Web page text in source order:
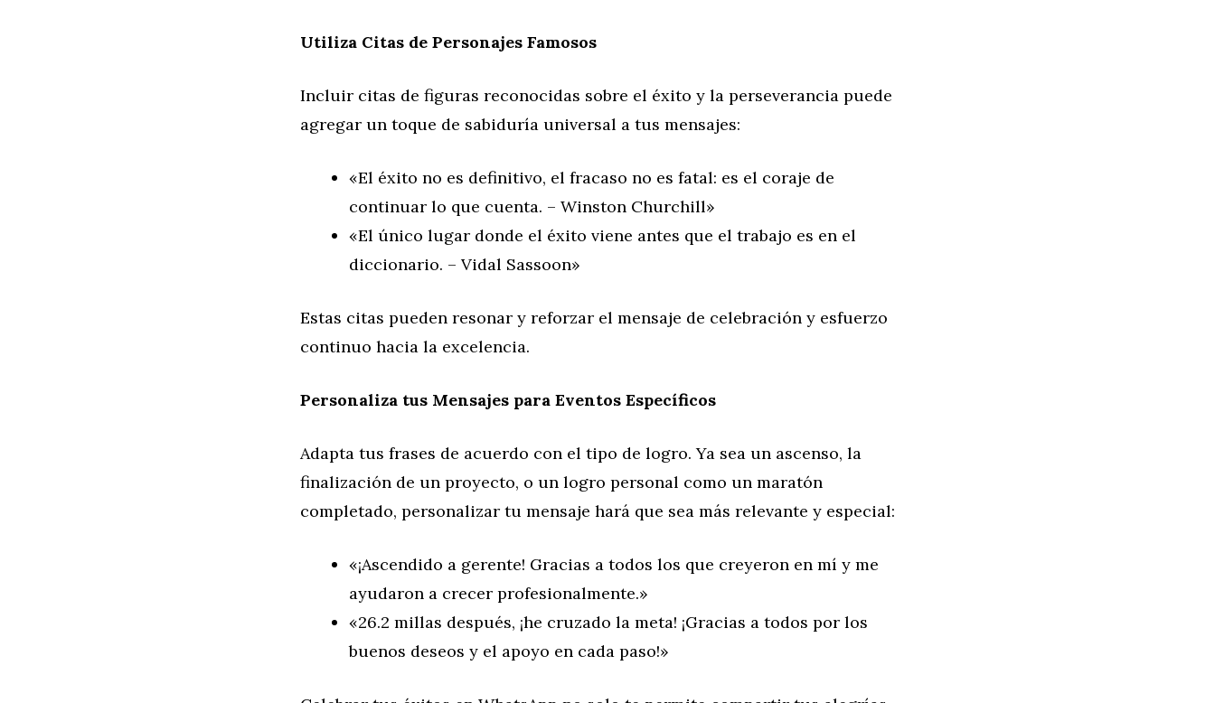
Utiliza Citas de Personajes Famosos
Incluir citas de figuras reconocidas sobre el éxito y la perseverancia puede
agregar un toque de sabiduría universal a tus mensajes:
«El éxito no es definitivo, el fracaso no es fatal: es el coraje de
continuar lo que cuenta. – Winston Churchill»
«El único lugar donde el éxito viene antes que el trabajo es en el
diccionario. – Vidal Sassoon»
Estas citas pueden resonar y reforzar el mensaje de celebración y esfuerzo
continuo hacia la excelencia.
Personaliza tus Mensajes para Eventos Específicos
Adapta tus frases de acuerdo con el tipo de logro. Ya sea un ascenso, la
finalización de un proyecto, o un logro personal como un maratón
completado, personalizar tu mensaje hará que sea más relevante y especial:
«¡Ascendido a gerente! Gracias a todos los que creyeron en mí y me
ayudaron a crecer profesionalmente.»
«26.2 millas después, ¡he cruzado la meta! ¡Gracias a todos por los
buenos deseos y el apoyo en cada paso!»